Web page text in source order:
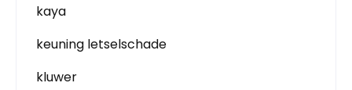
kaya
keuning letselschade
kluwer